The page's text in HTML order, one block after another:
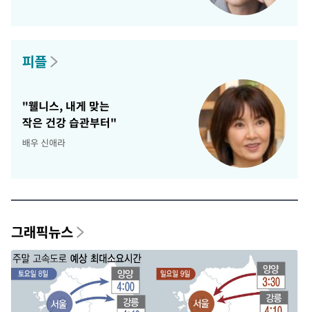
피플
"웰니스, 내게 맞는
작은 건강 습관부터"
배우 신애라
그래픽뉴스